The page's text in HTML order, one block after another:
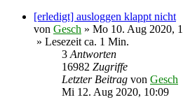
[erledigt] ausloggen klappt nicht
von Gesch » Mo 10. Aug 2020,
» Lesezeit ca. 1 Min.
3Antworten
16982 Zugriffe
Letzter Beitrag von Gesch
Mi 12. Aug 2020, 10:09